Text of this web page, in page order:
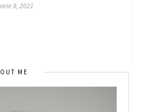
8, 2021
ME